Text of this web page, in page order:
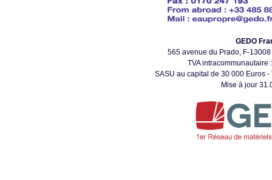
GEDO
565 avenue du Prado, F-
TVA intracommunautaire
SASU au capital de 30 000 Euros
Mise à jour